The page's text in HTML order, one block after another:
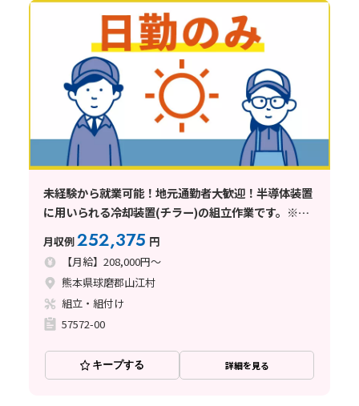
未経験から就業可能！地元通勤者大歓迎！半導体装置
に用いられる冷却装置(チラー)の組立作業です。※ク
リーンルームではありません
月収例252,375 円
【月給】208,000円～
熊本県球磨郡山江村
組立・組付け
57572-00
キープする 詳細を見る